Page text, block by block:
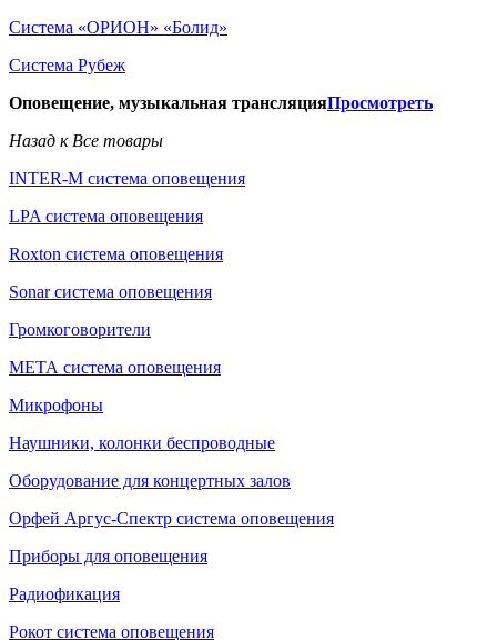
Система «ОРИОН» «Болид»
Система Рубеж
Оповещение, музыкальная трансляцияПросмотреть
Назад к Все товары
INTER-M система оповещения
LPA система оповещения
Roxton система оповещения
Sonar система оповещения
Громкоговорители
МЕТА система оповещения
Микрофоны
Наушники, колонки беспроводные
Оборудование для концертных залов
Орфей Аргус-Спектр система оповещения
Приборы для оповещения
Радиофикация
Рокот система оповещения